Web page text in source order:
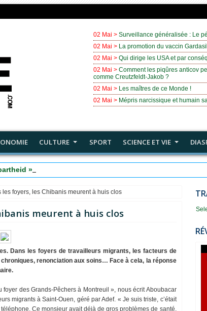
02 Mai > Surveillance généralisée : Le
02 Mai > La promotion du vaccin
02 Mai > Qui dirige les USA et par
02 Mai > Comment les piqûres anticov
comme Creutzfeldt-Jakob ?
02 Mai > Les maîtres de ce Monde !
02 Mai > Mépris narcissique et humain
CULTURE SPORT SCIENCE ET VIE
» est tombé : annexion d’une grande partie de la
les foyers, les Chibanis meurent à huis clos
meurent à huis clos
Dans les foyers de travailleurs migrants, les facteurs de
renonciation aux soins… Face à cela, la réponse
des Grands-Pêchers à Montreuil », nous écrit Aboubacar
migrants à Saint-Ouen, géré par Adef. « Je suis triste, c’était
Ce monsieur avait déjà de gros problèmes de santé,